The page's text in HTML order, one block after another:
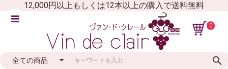
12,000円以上もしくは12本以上の購入で送料無料
0